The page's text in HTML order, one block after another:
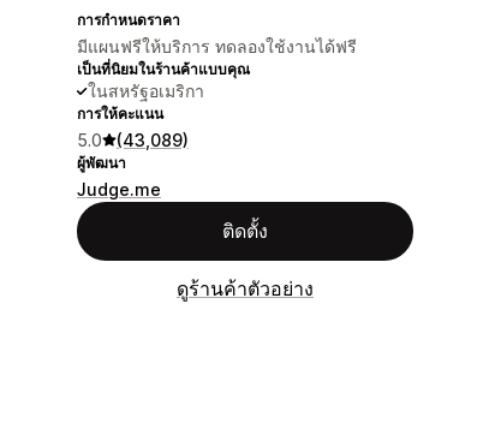
การกำหนดราคา
มีแผนฟรีให้บริการ ทดลองใช้งานได้ฟรี
เป็นที่นิยมในร้านค้าแบบคุณ
ในสหรัฐอเมริกา
การให้คะแนน
5.0 (43,089)
ผู้พัฒนา
Judge.me
ติดตั้ง
ดูร้านค้าตัวอย่าง